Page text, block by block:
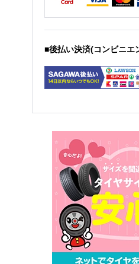
■後払い決済(コンビニエ